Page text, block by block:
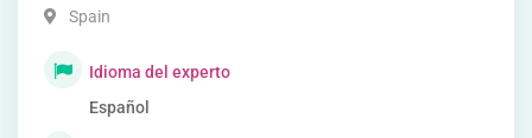
Spain
Idioma del experto
Español